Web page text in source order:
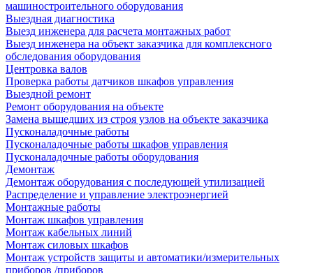
машиностроительного оборудования
Выездная диагностика
Выезд инженера для расчета монтажных работ
Выезд инженера на объект заказчика для комплексного
обследования оборудования
Центровка валов
Проверка работы датчиков шкафов управления
Выездной ремонт
Ремонт оборудования на объекте
Замена вышедших из строя узлов на объекте заказчика
Пусконаладочные работы
Пусконаладочные работы шкафов управления
Пусконаладочные работы оборудования
Демонтаж
Демонтаж оборудования с последующей утилизацией
Распределение и управление электроэнергией
Монтажные работы
Монтаж шкафов управления
Монтаж кабельных линий
Монтаж силовых шкафов
Монтаж устройств защиты и автоматики/измерительных
приборов /приборов